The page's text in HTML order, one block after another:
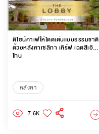
ดีไซน์คาเฟ่ให้โดดเด่นแบบธรรมชาติ
ด้วยหลังคาเซลิกา เคิร์ฟ เฉดสีเอิร์ธ
โทน
หลังคา
7.6K